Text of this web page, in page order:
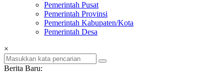
Pemerintah Pusat
Pemerintah Provinsi
Pemerintah Kabupaten/Kota
Pemerintah Desa
×
Berita Baru: